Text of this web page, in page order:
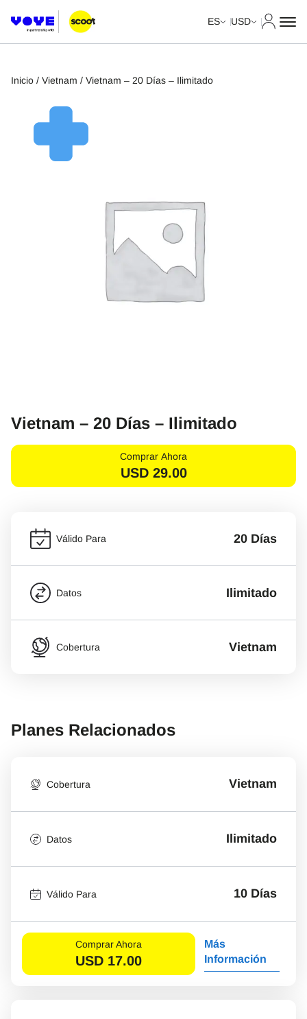
ES USD
Inicio / Vietnam / Vietnam – 20 Días – Ilimitado
Vietnam – 20 Días – Ilimitado
Comprar Ahora
USD 29.00
Válido Para 20 Días
Datos Ilimitado
Cobertura Vietnam
Planes Relacionados
Cobertura Vietnam
Datos Ilimitado
Válido Para 10 Días
Comprar Ahora
USD 17.00
Más
Información